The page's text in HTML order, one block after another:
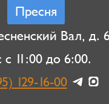
Пресня
Вал, д.
с 11:00 до 6:00.
129-16-00